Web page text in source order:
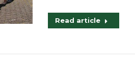
Read article